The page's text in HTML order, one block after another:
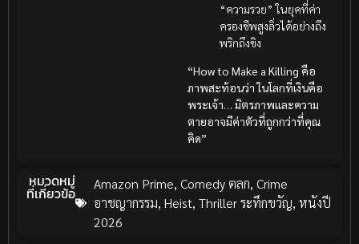
“ความรวย” ในยุคที่ค่า
ครองชีพสูงลิ่วได้อย่างถึง
พริกถึงขิง
“How to Make a Killing คือ
ภาพสะท้อนว่า ในโลกที่เงินคือ
พระเจ้า… มิตรภาพและความ
ตายอาจมีค่าตัวที่ถูกกว่าที่คุณ
คิด”
หมวดหมู่
ที่เกี่ยวข้อ
Amazon Prime,Comedy ตลก,Crime
อาชญากรรม,Heist,Thriller ระทึกขวัญ, หนังปี
2026